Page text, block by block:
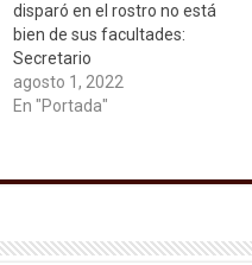
disparó en el rostro no está
bien de sus facultades:
Secretario
agosto 1, 2022
En "Portada"